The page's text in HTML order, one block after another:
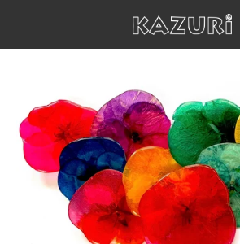
hoofdinhoud